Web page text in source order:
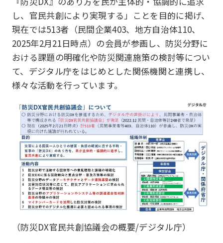
し、官民共創により実現する」ことを目的に掲げ、
現在では513者（民間企業403、地方自治体110、
2025年2月21日時点）の会員が参画し、防災分野に
おける課題の明確化や防災関連施策の検討等につい
て、デジタル庁をはじめとした関係機関と連携し、
様々な活動を行っています。
（防災DX官民共創協議会の概要/デジタル庁）